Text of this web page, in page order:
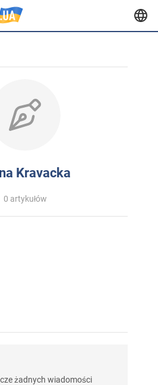
Kravacka
0 artykułów
żadnych wiadomości